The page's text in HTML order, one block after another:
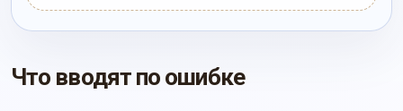
Что вводят по ошибке